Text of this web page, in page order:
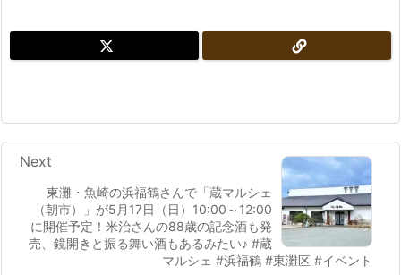
東灘・魚崎の浜福鶴さんで「蔵マルシェ
（朝市）」が5月17日（日）10:00～12:00
に開催予定！米治さんの88歳の記念酒も発
売、鏡開きと振る舞い酒もあるみたい♪ #蔵
マルシェ #浜福鶴 #東灘区 #イベント
Next